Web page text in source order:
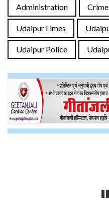
Administration Crime
UdaipurTimes
Udaipur Police